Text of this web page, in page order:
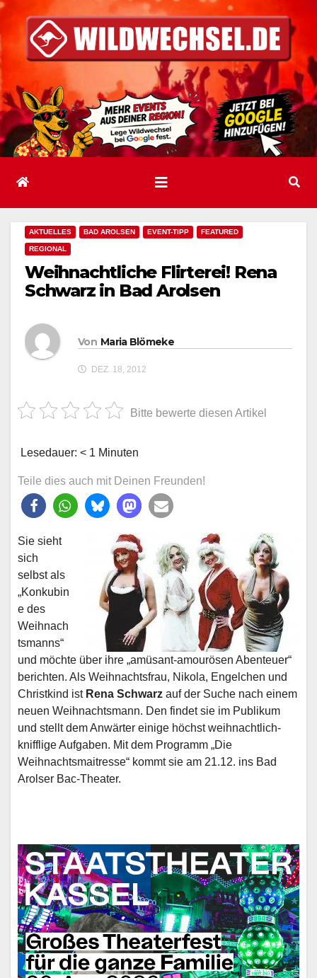
Inhalt
springen
AKTUELLES BAD AROLSEN EVENT-TIPP FEATURED
REGIONAL
Weihnachtliche Flirterei! Rena
Schwarz in Bad Arolsen
Von Maria Blömeke
DEZ. 18, 2012
Bitte bewerte diesen Artikel
Lesedauer: < 1 Minuten
Teile dies auch mit Deinen Freunden!
Sie sieht
sich
selbst als
„Konkubin
e des
Weihnach
tsmanns“
und möchte über ihre „amüsant-amourösen Abenteuer“
berichten. Als Weihnachtsfrau, Nikola, Engelchen und
Christkind ist Rena Schwarz auf der Suche nach einem
neuen Weihnachtsmann. Den findet sie im Publikum
und stellt dem Anwärter einige höchst weihnachtlich-
knifflige Aufgaben. Mit dem Programm „Die
Weihnachtsmaitresse“ kommt sie am 21.12. ins Bad
Arolser Bac-Theater.